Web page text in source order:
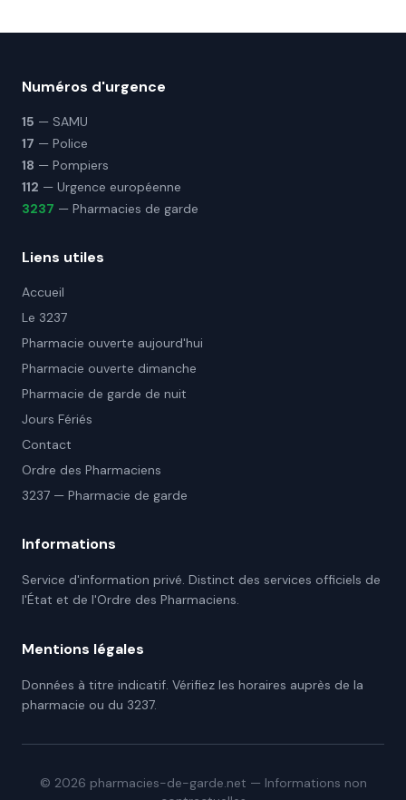
Numéros d'urgence
15 — SAMU
17 — Police
18 — Pompiers
112 — Urgence européenne
3237 — Pharmacies de garde
Liens utiles
Accueil
Le 3237
Pharmacie ouverte aujourd'hui
Pharmacie ouverte dimanche
Pharmacie de garde de nuit
Jours Fériés
Contact
Ordre des Pharmaciens
3237 — Pharmacie de garde
Informations
Service d'information privé. Distinct des services officiels de
l'État et de l'Ordre des Pharmaciens.
Mentions légales
Données à titre indicatif. Vérifiez les horaires auprès de la
pharmacie ou du 3237.
© 2026 pharmacies-de-garde.net — Informations non